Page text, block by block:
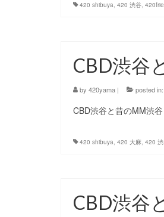
420 shibuya, 420 渋谷,
CBD渋谷
by 420yama | posted in:
CBD渋谷と昔のMM渋
420 shibuya, 420 大麻, 420
CBD渋谷